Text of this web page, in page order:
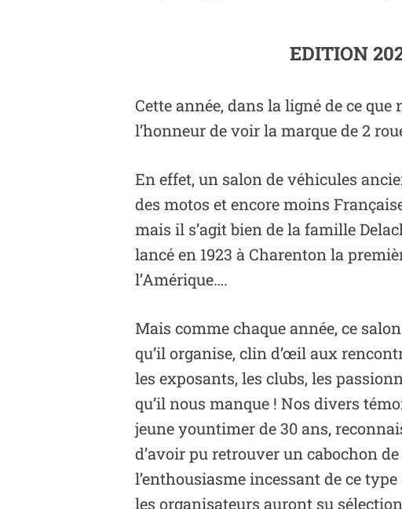
EDITION
Cette année, dans la ligné de ce
l’honneur de voir la marque de 2
En effet, un salon de véhicules
des motos et encore moins
mais il s’agit bien de la famille
lancé en 1923 à Charenton la
l’Amérique….
Mais comme chaque année, ce
qu’il organise, clin d’œil aux
les exposants, les clubs, les
qu’il nous manque ! Nos divers
jeune yountimer de 30 ans,
d’avoir pu retrouver un cabochon
l’enthousiasme incessant de ce
les organisateurs auront su